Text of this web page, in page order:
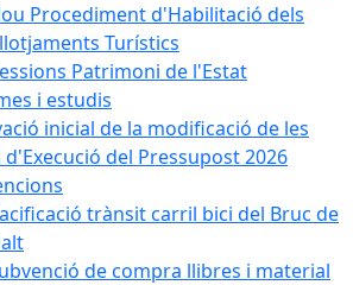
Procediment d'Habilitació dels
Turístics
Patrimoni de l'Estat
i estudis
inicial de la modificació de les
d'Execució del Pressupost 2026
trànsit carril bici del Bruc de
de compra llibres i material